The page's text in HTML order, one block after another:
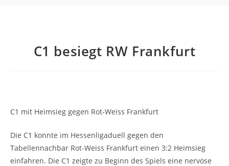
C1 besiegt RW Frankfurt
C1 mit Heimsieg gegen Rot-Weiss Frankfurt
Die C1 konnte im Hessenligaduell gegen den
Tabellennachbar Rot-Weiss Frankfurt einen 3:2 Heimsieg
einfahren. Die C1 zeigte zu Beginn des Spiels eine nervöse